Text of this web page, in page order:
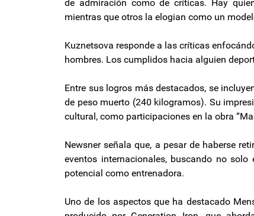
de admiración como de críticas. Hay
mientras que otros la elogian como un
Kuznetsova responde a las críticas
hombres. Los cumplidos hacia alguien
Entre sus logros más destacados, se
de peso muerto (240 kilogramos). Su
cultural, como participaciones en la obra
Newsner señala que, a pesar de haberse
eventos internacionales, buscando no
potencial como entrenadora.
Uno de los aspectos que ha destacado